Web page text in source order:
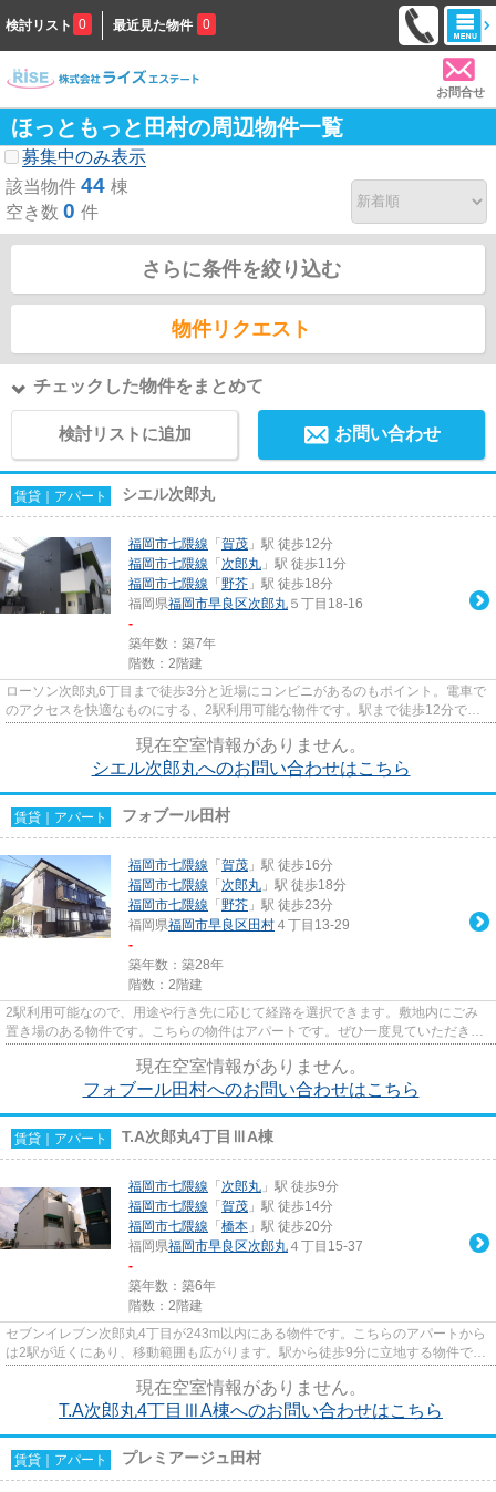
検討リスト 0 最近見た物件 0
お問合せ
ほっともっと田村の周辺物件一覧
募集中のみ表示
該当物件 44 棟
空き数 0 件
さらに条件を絞り込む
物件リクエスト
チェックした物件をまとめて
検討リストに追加 お問い合わせ
賃貸｜アパート シエル次郎丸
福岡市七隈線 「 賀茂 」駅 徒歩12分
福岡市七隈線 「 次郎丸 」駅 徒歩11分
福岡市七隈線 「 野芥 」駅 徒歩18分
福岡県福岡市早良区次郎丸 ５丁目18-16
-
築年数：築7年
階数：2階建
ローソン次郎丸6丁目まで徒歩3分と近場にコンビニがあるのもポイント。電車で
のアクセスを快適なものにする、2駅利用可能な物件です。駅まで徒歩12分でア
現在空室情報がありません。
シエル次郎丸へのお問い合わせはこちら
賃貸｜アパート フォブール田村
福岡市七隈線 「 賀茂 」駅 徒歩16分
福岡市七隈線 「 次郎丸 」駅 徒歩18分
福岡市七隈線 「 野芥 」駅 徒歩23分
福岡県福岡市早良区 田村 ４丁目13-29
-
築年数：築28年
階数：2階建
2駅利用可能なので、用途や行き先に応じて経路を選択できます。敷地内にごみ
置き場のある物件です。こちらの物件はアパートです。ぜひ一度見ていただきた
現在空室情報がありません。
フォブール田村へのお問い合わせはこちら
賃貸｜アパート T.A次郎丸4丁目ⅢA棟
福岡市七隈線 「 次郎丸 」駅 徒歩9分
福岡市七隈線 「 賀茂 」駅 徒歩14分
福岡市七隈線 「 橋本 」駅 徒歩20分
福岡県福岡市早良区次郎丸 ４丁目15-37
-
築年数：築6年
階数：2階建
セブンイレブン次郎丸4丁目が243m以内にある物件です。こちらのアパートから
は2駅が近くにあり、移動範囲も広がります。駅から徒歩9分に立地する物件で
現在空室情報がありません。
T.A次郎丸4丁目ⅢA棟へのお問い合わせはこちら
賃貸｜アパート プレミアージュ田村